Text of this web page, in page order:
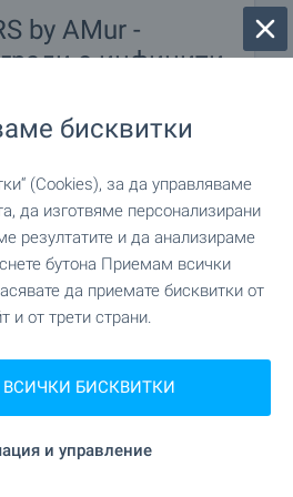
by AMur -
с инфинити
клас, създаден да се
се над града, две
комбинират изцяло
елегантни линии и
динамика, които
за лекота, величие и
възможност да станеш част
който ще остави
среда.
своя нов дом
бисквитки
(Cookies), за да управляваме
да изготвяме персонализирани
резултатите и да анализираме
бутона Приемам всички
да приемате бисквитки от
и от трети страни.
БИСКВИТКИ
и управление